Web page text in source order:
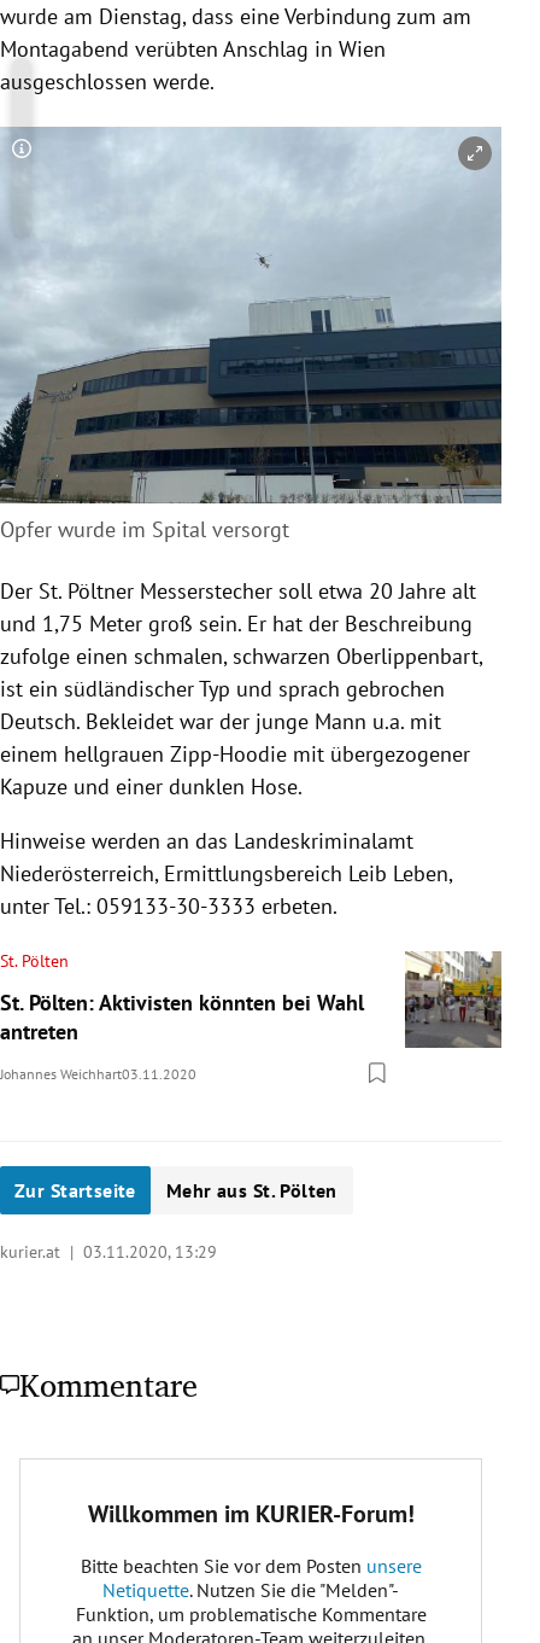
wurde am Dienstag, dass eine Verbindung zum am
Montagabend verübten Anschlag in Wien
ausgeschlossen werde.
Copyright-Hinweis öffnen/schließen
Opfer wurde im Spital versorgt
Der St. Pöltner Messerstecher soll etwa 20 Jahre alt
und 1,75 Meter groß sein. Er hat der Beschreibung
zufolge einen schmalen, schwarzen Oberlippenbart,
ist ein südländischer Typ und sprach gebrochen
Deutsch. Bekleidet war der junge Mann u.a. mit
einem hellgrauen Zipp-Hoodie mit übergezogener
Kapuze und einer dunklen Hose.
Hinweise werden an das Landeskriminalamt
Niederösterreich, Ermittlungsbereich Leib Leben,
unter Tel.: 059133-30-3333 erbeten.
St. Pölten
St. Pölten: Aktivisten könnten bei Wahl
antreten
Johannes Weichhart03.11.2020
Zur Startseite Mehr aus St. Pölten
kurier.at | 03.11.2020, 13:29
Kommentare